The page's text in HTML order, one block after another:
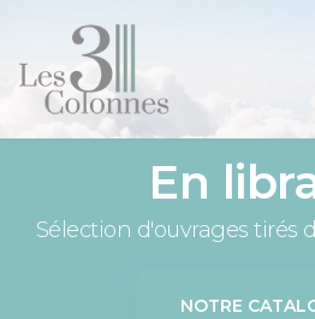
En
Sélection d'ouvrages tirés
NOTRE